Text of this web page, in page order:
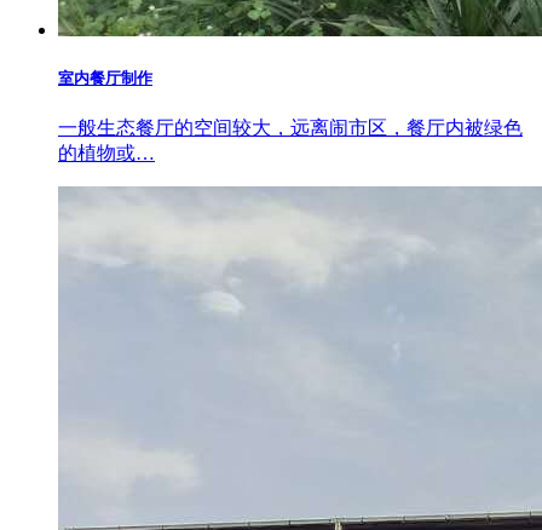
室内餐厅制作
一般生态餐厅的空间较大，远离闹市区，餐厅内被绿色
的植物或…